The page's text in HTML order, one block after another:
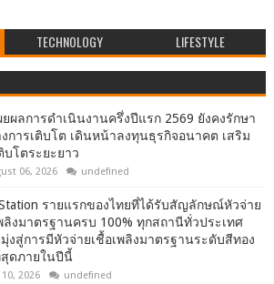
TECHNOLOGY LIFESTYLE
ยผลการดำเนินงานครึ่งปีแรก 2569 ยังคงรักษา
การเติบโต เดินหน้าลงทุนธุรกิจอนาคต เสริม
บโตระยะยาว
06, 2026 undefined
รายแรกของไทยที่ได้รับสัญลักษณ์หัวจ่าย
ลิงมาตรฐานครบ 100% ทุกสถานีทั่วประเทศ
งสู่การมีหัวจ่ายเชื้อเพลิงมาตรฐานระดับสีทอง
ดภายในปีนี้
10, 2026 undefined